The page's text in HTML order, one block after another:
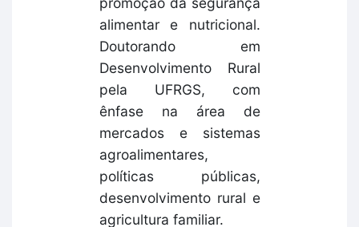
alimentar e nutricional.
Doutorando em
Desenvolvimento Rural
pela UFRGS, com
ênfase na área de
mercados e sistemas
agroalimentares,
políticas públicas,
desenvolvimento rural e
agricultura familiar.